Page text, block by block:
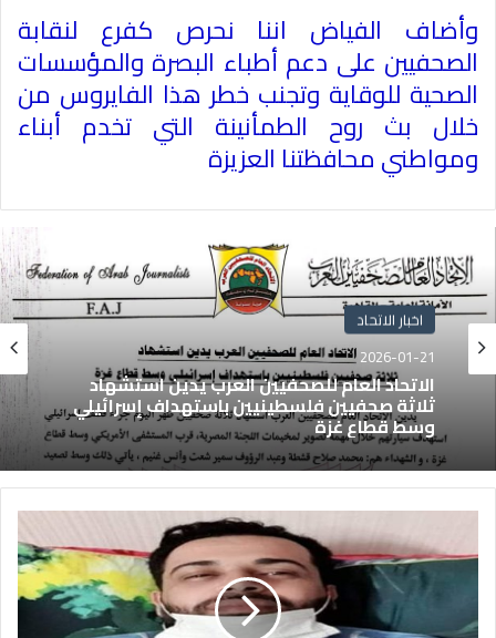
وأضاف الفياض اننا نحرص كفرع لنقابة
الصحفيين على دعم أطباء البصرة والمؤسسات
الصحية للوقاية وتجنب خطر هذا الفايروس من
خلال بث روح الطمأنينة التي تخدم أبناء
ومواطني محافظتنا العزيزة
اخبار الاتحاد
2026-01-21
الاتحاد العام للصحفيين العرب يدين استشهاد
ثلاثة صحفيين فلسطينيين باستهداف إسرائيلي
وسط قطاع غزة